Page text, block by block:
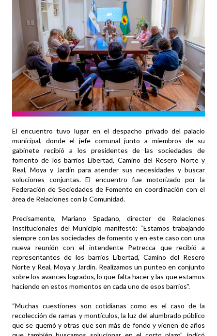
El encuentro tuvo lugar en el despacho privado del palacio
municipal, donde el jefe comunal junto a miembros de su
gabinete recibió a los presidentes de las sociedades de
fomento de los barrios Libertad, Camino del Resero Norte y
Real, Moya y Jardín para atender sus necesidades y buscar
soluciones conjuntas. El encuentro fue motorizado por la
Federación de Sociedades de Fomento en coordinación con el
área de Relaciones con la Comunidad.
Precisamente, Mariano Spadano, director de Relaciones
Institucionales del Municipio manifestó: “Estamos trabajando
siempre con las sociedades de fomento y en este caso con una
nueva reunión con el intendente Petrecca que recibió a
representantes de los barrios Libertad, Camino del Resero
Norte y Real, Moya y Jardín. Realizamos un punteo en conjunto
sobre los avances logrados, lo que falta hacer y las que estamos
haciendo en estos momentos en cada uno de esos barrios”.
“Muchas cuestiones son cotidianas como es el caso de la
recolección de ramas y montículos, la luz del alumbrado público
que se quemó y otras que son más de fondo y vienen de años